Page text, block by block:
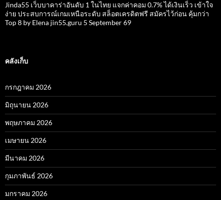
Jinda55 เว็บบาคาร่าอันดับ 1 ในไทย แจกค่าคอม 0.7% ได้เงินเร็ว เข้าใจ
ง่าย ประสบการณ์เกมเหนือระดับ สล็อตเครดิตฟรี สมัครไว้ก่อน คุ้มกว่า
Top 8 by Elena jin55.guru 5 September 69
คลังเก็บ
กรกฎาคม 2026
มิถุนายน 2026
พฤษภาคม 2026
เมษายน 2026
มีนาคม 2026
กุมภาพันธ์ 2026
มกราคม 2026